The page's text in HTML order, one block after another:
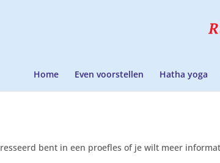
Home Even voorstellen Hatha yoga
bent in een proefles of je wilt meer